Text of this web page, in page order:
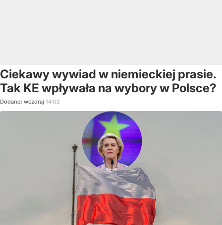
Ciekawy wywiad w niemieckiej prasie.
Tak KE wpływała na wybory w Polsce?
Dodano: wczoraj 14:02